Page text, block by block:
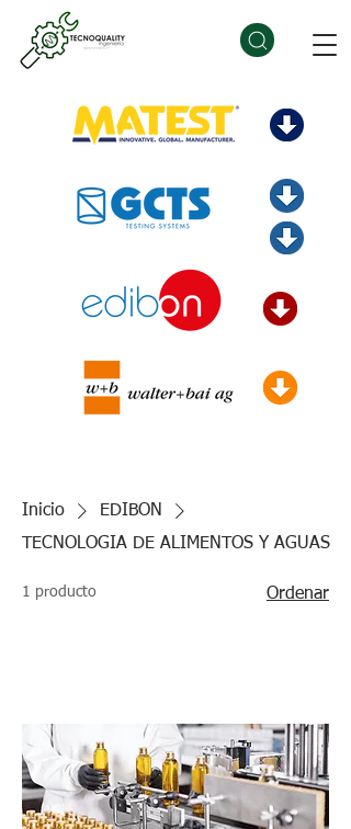
Inicio
EDIBON
TECNOLOGIA DE ALIMENTOS Y AGUAS
1 producto Ordenar